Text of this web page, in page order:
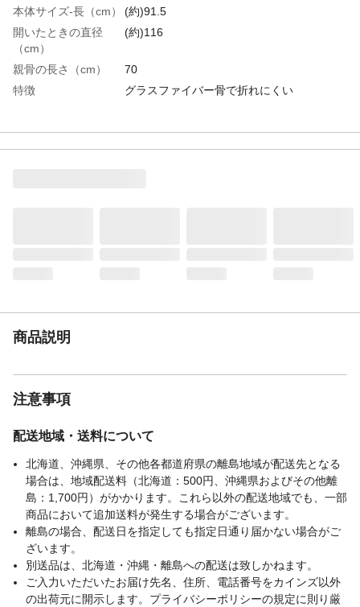
本体サイズ-長（cm）
(約)91.5
開いたときの直径
（cm）
(約)116
親骨の長さ（cm）
70
特徴
グラスファイバー骨で折れにくい
材質・素材
傘生地の組成/ポリエチレン
生産国
中国
商品説明
注意事項
配送地域・送料について
北海道、沖縄県、その他各都道府県の離島地域が配送先となる
場合は、地域配送料（北海道：500円、沖縄県およびその他離
島：1,700円）がかかります。これら以外の配送地域でも、一部
商品において追加送料が発生する場合がございます。
離島の場合、配送日を指定しても指定日通り届かない場合がご
ざいます。
別送品は、北海道・沖縄・離島への配送は致しかねます。
ご入力いただいたお届け先名、住所、電話番号をカインズ以外
の出荷元に開示します。プライバシーポリシーの規定に則り厳